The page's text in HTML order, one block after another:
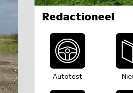
Redactioneel
Autotest